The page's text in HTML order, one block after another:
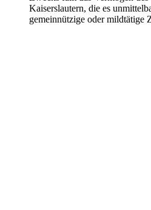
Kaiserslautern, die es
gemeinnützige oder mildtätige